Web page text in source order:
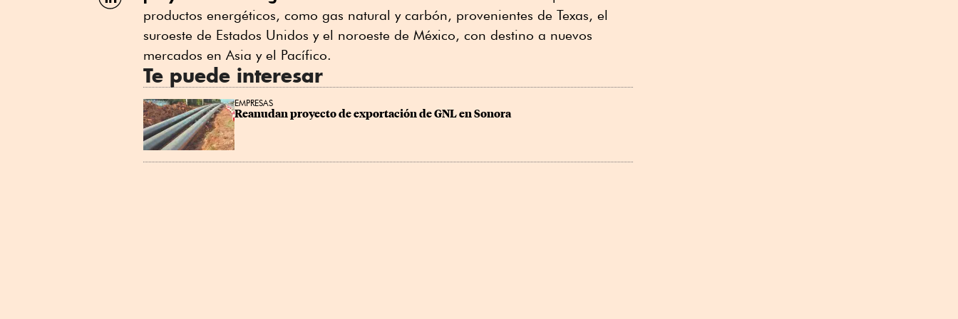
por
productos energéticos, como gas natural y carbón, provenientes de Texas, el
suroeste de Estados Unidos y el noroeste de México, con destino a nuevos
mercados en Asia y el Pacífico.
Te puede interesar
EMPRESAS
Reanudan proyecto de exportación de GNL en Sonora